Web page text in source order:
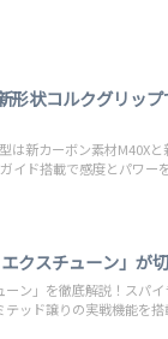
形状コルクグリッ
は新カーボン素材M40X
イド搭載で感度とパワ
クスチューン」が
ン」を徹底解説！スパ
ッド譲りの実戦機能を